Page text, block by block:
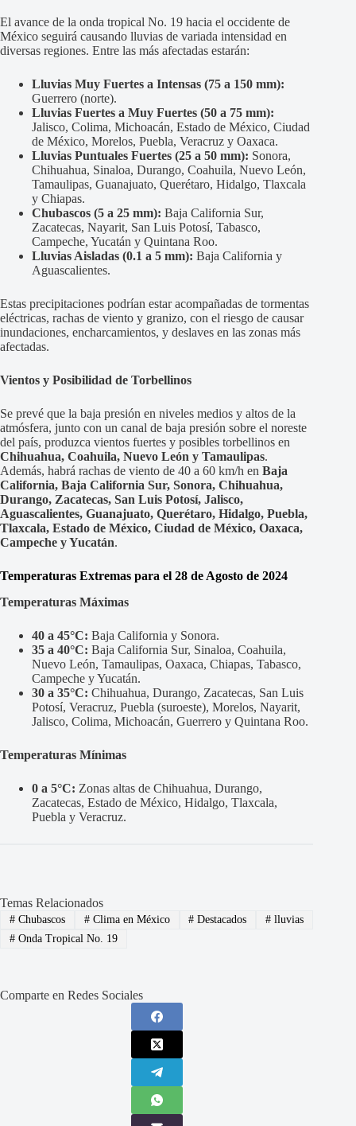
El avance de la onda tropical No. 19 hacia el occidente de
México seguirá causando lluvias de variada intensidad en
diversas regiones. Entre las más afectadas estarán:
Lluvias Muy Fuertes a Intensas (75 a 150 mm):
Guerrero (norte).
Lluvias Fuertes a Muy Fuertes (50 a 75 mm):
Jalisco, Colima, Michoacán, Estado de México, Ciudad
de México, Morelos, Puebla, Veracruz y Oaxaca.
Lluvias Puntuales Fuertes (25 a 50 mm): Sonora,
Chihuahua, Sinaloa, Durango, Coahuila, Nuevo León,
Tamaulipas, Guanajuato, Querétaro, Hidalgo, Tlaxcala
y Chiapas.
Chubascos (5 a 25 mm): Baja California Sur,
Zacatecas, Nayarit, San Luis Potosí, Tabasco,
Campeche, Yucatán y Quintana Roo.
Lluvias Aisladas (0.1 a 5 mm): Baja California y
Aguascalientes.
Estas precipitaciones podrían estar acompañadas de tormentas
eléctricas, rachas de viento y granizo, con el riesgo de causar
inundaciones, encharcamientos, y deslaves en las zonas más
afectadas.
Vientos y Posibilidad de Torbellinos
Se prevé que la baja presión en niveles medios y altos de la
atmósfera, junto con un canal de baja presión sobre el noreste
del país, produzca vientos fuertes y posibles torbellinos en
Chihuahua, Coahuila, Nuevo León y Tamaulipas.
Además, habrá rachas de viento de 40 a 60 km/h en Baja
California, Baja California Sur, Sonora, Chihuahua,
Durango, Zacatecas, San Luis Potosí, Jalisco,
Aguascalientes, Guanajuato, Querétaro, Hidalgo, Puebla,
Tlaxcala, Estado de México, Ciudad de México, Oaxaca,
Campeche y Yucatán.
Temperaturas Extremas para el 28 de Agosto de 2024
Temperaturas Máximas
40 a 45°C: Baja California y Sonora.
35 a 40°C: Baja California Sur, Sinaloa, Coahuila,
Nuevo León, Tamaulipas, Oaxaca, Chiapas, Tabasco,
Campeche y Yucatán.
30 a 35°C: Chihuahua, Durango, Zacatecas, San Luis
Potosí, Veracruz, Puebla (suroeste), Morelos, Nayarit,
Jalisco, Colima, Michoacán, Guerrero y Quintana Roo.
Temperaturas Mínimas
0 a 5°C: Zonas altas de Chihuahua, Durango,
Zacatecas, Estado de México, Hidalgo, Tlaxcala,
Puebla y Veracruz.
Temas Relacionados
#Chubascos #Clima en México # Destacados # lluvias
#Onda Tropical No. 19
Comparte en Redes Sociales